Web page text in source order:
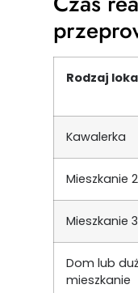
Rodzaj
Kawalerka
Mieszkanie
Mieszkanie
Dom lub
mieszkanie